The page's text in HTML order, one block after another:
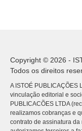
Copyright © 2026 -
Todos os direitos
A ISTOÉ PUBLICAÇÕES
vinculação editorial e
PUBLICACÕES LTDA
realizamos cobranças e
contrato de assinatura